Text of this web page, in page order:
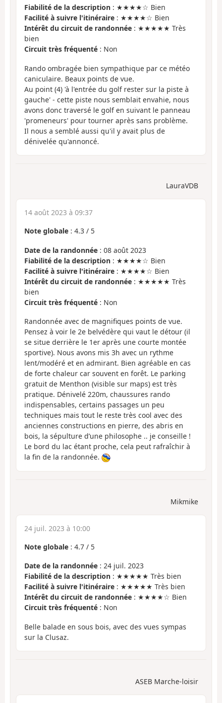
Fiabilité de la description : ★★★★☆ Bien
Facilité à suivre l'itinéraire : ★★★★☆ Bien
Intérêt du circuit de randonnée : ★★★★★ Très
bien
Circuit très fréquenté : Non
Rando ombragée bien sympathique par ce météo
caniculaire. Beaux points de vue.
Au point (4) 'à l'entrée du golf rester sur la piste à
gauche' - cette piste nous semblait envahie, nous
avons donc traversé le golf en suivant le panneau
'promeneurs' pour tourner après sans problème.
Il nous a semblé aussi qu'il y avait plus de
dénivelée qu'annoncé.
LauraVDB
14 août 2023 à 09:37
Note globale : 4.3 / 5
Date de la randonnée : 08 août 2023
Fiabilité de la description : ★★★★☆ Bien
Facilité à suivre l'itinéraire : ★★★★☆ Bien
Intérêt du circuit de randonnée : ★★★★★ Très
bien
Circuit très fréquenté : Non
Randonnée avec de magnifiques points de vue.
Pensez à voir le 2e belvédère qui vaut le détour (il
se situe derrière le 1er après une courte montée
sportive). Nous avons mis 3h avec un rythme
lent/modéré et en admirant. Bien agréable en cas
de forte chaleur car souvent en forêt. Le parking
gratuit de Menthon (visible sur maps) est très
pratique. Dénivelé 220m, chaussures rando
indispensables, certains passages un peu
techniques mais tout le reste très cool avec des
anciennes constructions en pierre, des abris en
bois, la sépulture d’une philosophe .. je conseille !
Le bord du lac étant proche, cela peut rafraîchir à
la fin de la randonnée.
Mikmike
24 juil. 2023 à 10:00
Note globale : 4.7 / 5
Date de la randonnée : 24 juil. 2023
Fiabilité de la description : ★★★★★ Très bien
Facilité à suivre l'itinéraire : ★★★★★ Très bien
Intérêt du circuit de randonnée : ★★★★☆ Bien
Circuit très fréquenté : Non
Belle balade en sous bois, avec des vues sympas
sur la Clusaz.
ASEB Marche-loisir